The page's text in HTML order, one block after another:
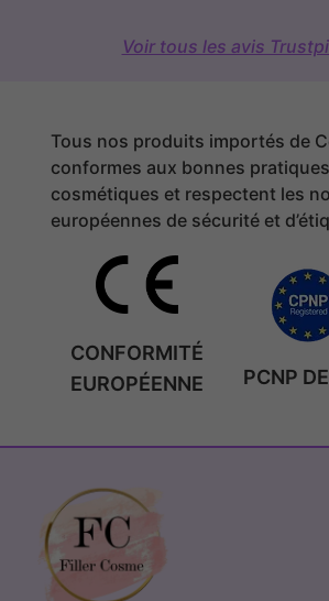
Voir tous les avis
Tous nos produits importés de
conformes aux bonnes pratiques
cosmétiques et respectent les
européennes de sécurité et
CONFORMITÉ
EUROPÉENNE
PCNP DE